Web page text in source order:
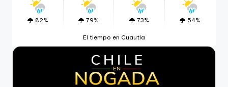
82% 79% 73% 54%
El tiempo en Cuautla